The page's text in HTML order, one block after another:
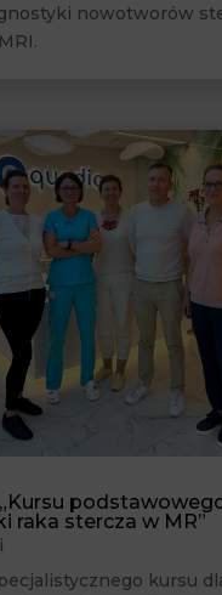
nowotworów
raka stercza w MR”
kursu